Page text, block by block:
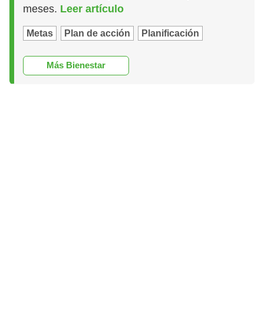
meses. Leer artículo
Metas Plan de acción Planificación
Más Bienestar